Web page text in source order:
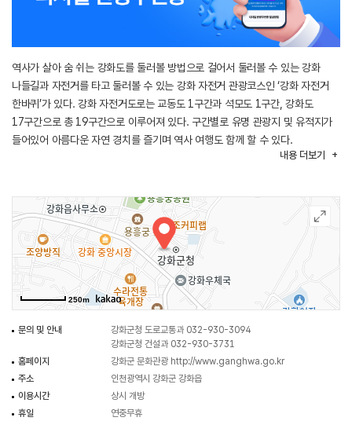
역사가 살아 숨 쉬는 강화도를 둘러볼 방법으로 걸어서 둘러볼 수 있는 강화
나들길과 자전거를 타고 둘러볼 수 있는 강화 자전거 관광코스인 ‘강화 자전거
한바퀴’가 있다. 강화 자전거도로는 교동도 1구간과 석모도 1구간, 강화도
17구간으로 총 19구간으로 이루어져 있다. 구간별로 유명 관광지 및 유적지가
들어있어 아름다운 자연 경치를 즐기며 역사 여행도 함께 할 수 있다.
내용 더보기
250m
문의 및 안내
강화군청 도로교통과 032-930-3094
강화군청 건설과 032-930-3731
홈페이지
강화군 문화관광 http://www.ganghwa.go.kr
주소
인천광역시 강화군 강화읍
이용시간
상시 개방
휴일
연중무휴